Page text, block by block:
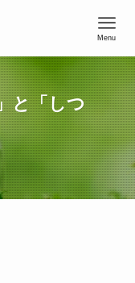
Menu
と「しつ